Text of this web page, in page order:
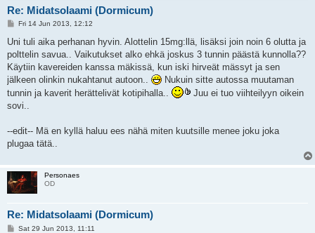
Re: Midatsolaami (Dormicum)
P
s
Fri 14 Jun 2013, 12:12
Uni tuli aika perhanan hyvin. Alottelin 15mg:llä, lisäksi join noin 6 olutta ja
polttelin savua.. Vaikutukset alko ehkä joskus 3 tunnin päästä kunnolla??
Käytiin kavereiden kanssa mäkissä, kun iski hirveät mässyt ja sen
jälkeen olinkin nukahtanut autoon..
Nukuin sitte autossa muutaman
tunnin ja kaverit herättelivät kotipihalla..
Juu ei tuo viihteilyyn oikein
sovi..
--edit-- Mä en kyllä haluu ees nähä miten kuutsille menee joku joka
plugaa tätä..
Personaes
OD
Re: Midatsolaami (Dormicum)
PSat 29 Jun 2013, 11:11